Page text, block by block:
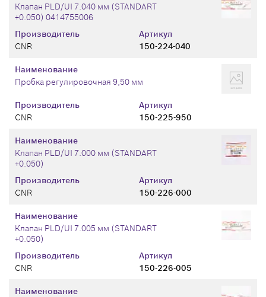
Производитель
CNR
Артикул
150-224-040
Клапан PLD/UI 7.040 мм (STANDART
+0.050) 0414755006
Производитель
CNR
Артикул
150-225-950
Наименование
Пробка регулировочная 9,50 мм
Производитель
CNR
Артикул
150-226-000
Наименование
Клапан PLD/UI 7.000 мм (STANDART
+0.050)
Производитель
CNR
Артикул
150-226-005
Наименование
Клапан PLD/UI 7.005 мм (STANDART
+0.050)
Наименование